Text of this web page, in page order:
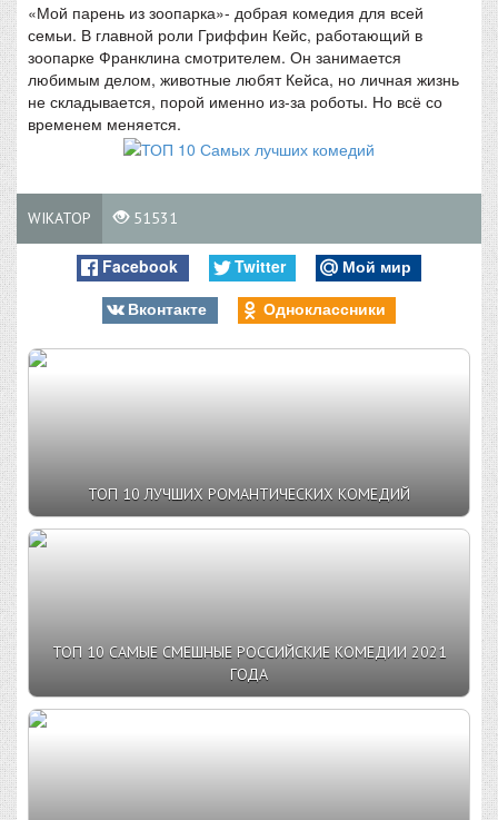
«Мой парень из зоопарка»- добрая комедия для всей
семьи. В главной роли Гриффин Кейс, работающий в
зоопарке Франклина смотрителем. Он занимается
любимым делом, животные любят Кейса, но личная жизнь
не складывается, порой именно из-за роботы. Но всё со
временем меняется.
WIKATOP 51531
Facebook Twitter
Мой мир
Вконтакте
Одноклассники
ТОП 10 ЛУЧШИХ РОМАНТИЧЕСКИХ КОМЕДИЙ
ТОП 10 САМЫЕ СМЕШНЫЕ РОССИЙСКИЕ КОМЕДИИ 2021
ГОДА